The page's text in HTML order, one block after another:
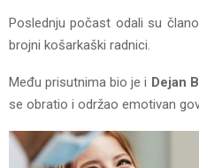
Poslednju počast odali su
brojni košarkaški radnici.
Među prisutnima bio je i Dejan
se obratio i održao emotivan